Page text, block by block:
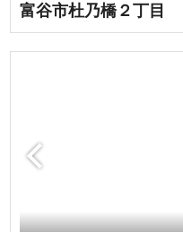
富谷市杜乃橋２丁目